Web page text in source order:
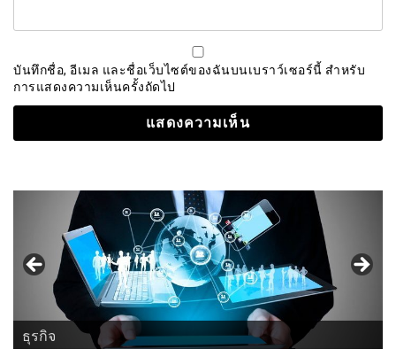
บันทึกชื่อ, อีเมล และชื่อเว็บไซต์ของฉันบนเบราว์เซอร์นี้ สำหรับ
การแสดงความเห็นครั้งถัดไป
ธุรกิจ